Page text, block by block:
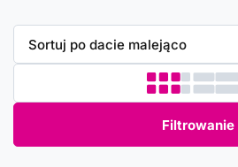
Zmień sortowanie
Sortuj po dacie malejąco
Filtrowanie